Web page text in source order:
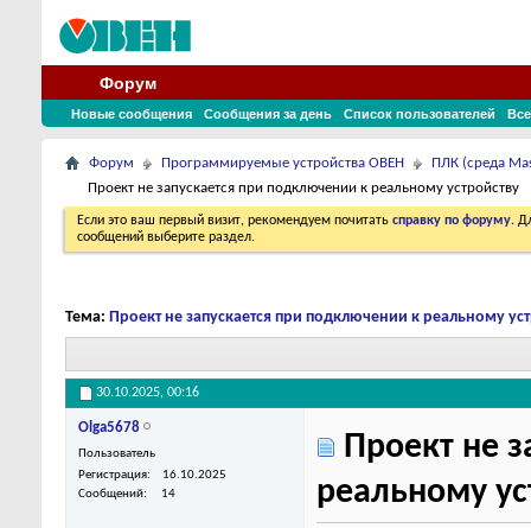
Форум
Новые сообщения Сообщения за день Список пользователей
Форум Программируемые устройства ОВЕН
ПЛК (среда
Проект не запускается при подключении к реальному устройству
Если это ваш первый визит, рекомендуем почитать справку по форуму.
сообщений выберите раздел.
Тема: Проект не запускается при подключении к реальному
30.10.2025, 00:16
Olga5678
Пользователь
Регистрация
16.10.2025
Сообщений
14
Проект не
реальному